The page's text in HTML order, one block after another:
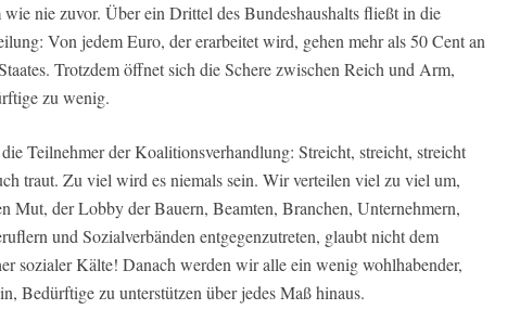
nie zuvor. Über ein Drittel des Bundeshaushalts fließt in die
Von jedem Euro, der erarbeitet wird, gehen mehr als 50 Cent an
Trotzdem öffnet sich die Schere zwischen Reich und Arm,
zu wenig.
Teilnehmer der Koalitionsverhandlung: Streicht, streicht, streicht
traut. Zu viel wird es niemals sein. Wir verteilen viel zu viel um,
Mut, der Lobby der Bauern, Beamten, Branchen, Unternehmern,
und Sozialverbänden entgegenzutreten, glaubt nicht dem
sozialer Kälte! Danach werden wir alle ein wenig wohlhabender,
Bedürftige zu unterstützen über jedes Maß hinaus.